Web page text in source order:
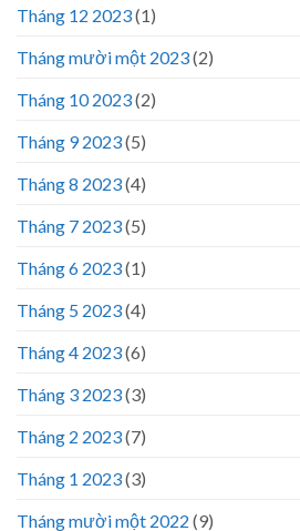
Tháng 12 2023(1)
Tháng mười một 2023(2)
Tháng 10 2023(2)
Tháng 9 2023(5)
Tháng 8 2023(4)
Tháng 7 2023(5)
Tháng 6 2023(1)
Tháng 5 2023(4)
Tháng 4 2023(6)
Tháng 3 2023(3)
Tháng 2 2023(7)
Tháng 1 2023(3)
Tháng mười một 2022 (9)